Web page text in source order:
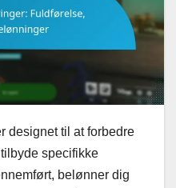
designet til at forbedre
specifikke
belønner dig